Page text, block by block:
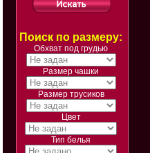
Поиск по размеру:
Обхват под грудью
Размер чашки
Размер трусиков
Цвет
Тип белья